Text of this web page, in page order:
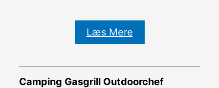
Læs Mere
Camping Gasgrill Outdoorchef